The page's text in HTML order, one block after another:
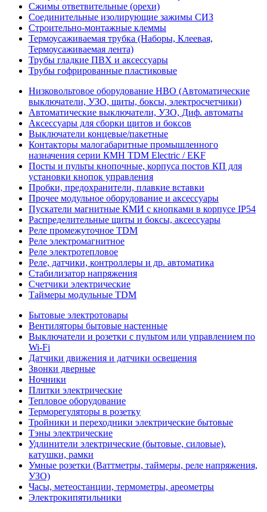
Сжимы ответвительные (орехи)
Соединительные изолирующие зажимы СИЗ
Строительно-монтажные клеммы
Термоусаживаемая трубка (Наборы, Клеевая,
Термоусаживаемая лента)
Трубы гладкие ПВХ и аксессуары
Трубы гофрированные пластиковые
Низковольтовое оборудование НВО (Автоматические
выключатели, УЗО, щиты, боксы, электросчетчики)
Автоматические выключатели, УЗО, Диф. автоматы
Аксессуары для сборки щитов и боксов
Выключатели концевые/пакетные
Контакторы малогабаритные промышленного
назначения серии КМН TDM Electric / EKF
Посты и пульты кнопочные, корпуса постов КП для
установки кнопок управления
Пробки, предохранители, плавкие вставки
Прочее модульное оборудование и аксессуары
Пускатели магнитные КМИ с кнопками в корпусе IP54
Распределительные щиты и боксы, аксессуары
Реле промежуточное TDM
Реле электромагнитное
Реле электротепловое
Реле, датчики, контроллеры и др. автоматика
Стабилизатор напряжения
Счетчики электрические
Таймеры модульные TDM
Бытовые электротовары
Вентиляторы бытовые настенные
Выключатели и розетки с пультом или управлением по
Wi-Fi
Датчики движения и датчики освещения
Звонки дверные
Ночники
Плитки электрические
Тепловое оборудование
Терморегуляторы в розетку
Тройники и переходники электрические бытовые
Тэны электрические
Удлинители электрические (бытовые, силовые),
катушки, рамки
Умные розетки (Ваттметры, таймеры, реле напряжения,
УЗО)
Часы, метеостанции, термометры, ареометры
Электрокипятильники